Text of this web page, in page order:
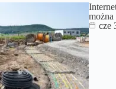
można
cze